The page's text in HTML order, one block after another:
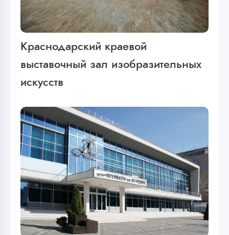
Краснодарский краевой
выставочный зал изобразительных
искусств